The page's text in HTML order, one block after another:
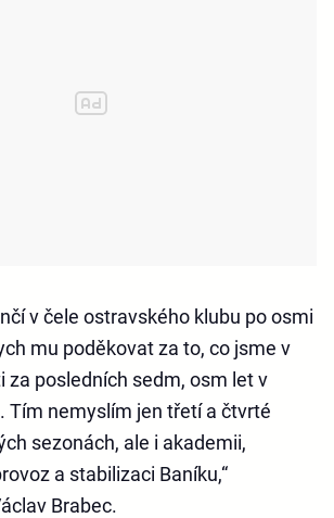
v čele ostravského klubu po osmi
mu poděkovat za to, co jsme v
za posledních sedm, osm let v
Tím nemyslím jen třetí a čtvrté
sezonách, ale i akademii,
a stabilizaci Baníku,“
Brabec.